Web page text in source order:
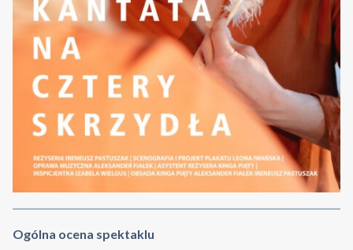
Ogólna ocena spektaklu